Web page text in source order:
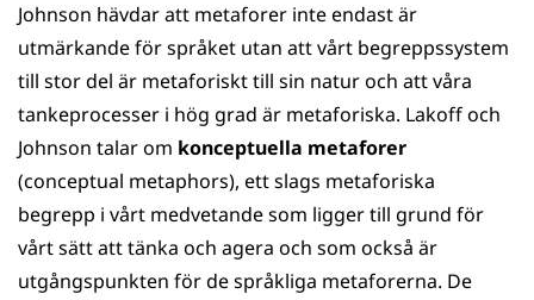
Johnson hävdar att metaforer inte endast är
utmärkande för språket utan att vårt begreppssystem
till stor del är metaforiskt till sin natur och att våra
tankeprocesser i hög grad är metaforiska. Lakoff och
Johnson talar om konceptuella metaforer
(conceptual metaphors), ett slags metaforiska
begrepp i vårt medvetande som ligger till grund för
vårt sätt att tänka och agera och som också är
utgångspunkten för de språkliga metaforerna. De